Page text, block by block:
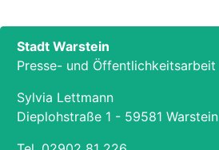
Stadt Warstein
Presse- und Öffentlichkeitsarbeit
Sylvia Lettmann
Dieplohstraße 1 - 59581 Warstein